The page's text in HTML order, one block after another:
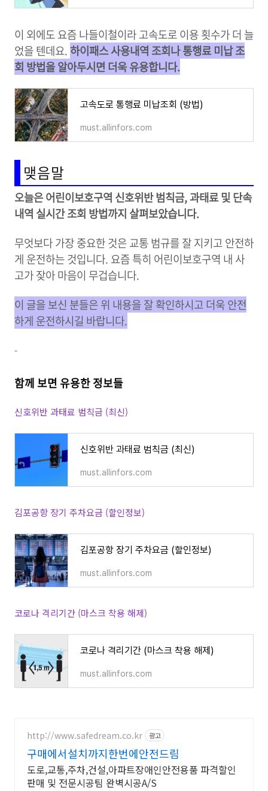
이 외에도 요즘 나들이철이라 고속도로 이용 횟수가 더 늘
었을 텐데요. 하이패스 사용내역 조회나 통행료 미납 조
회 방법을 알아두시면 더욱 유용합니다.
고속도로 통행료 미납조회 (방법)
must.allinfors.com
맺음말
오늘은 어린이보호구역 신호위반 범칙금, 과태료 및 단속
내역 실시간 조회 방법까지 살펴보았습니다.
무엇보다 가장 중요한 것은 교통 범규를 잘 지키고 안전하
게 운전하는 것입니다. 요즘 특히 어린이보호구역 내 사
고가 잦아 마음이 무겁습니다.
이 글을 보신 분들은 위 내용을 잘 확인하시고 더욱 안전
하게 운전하시길 바랍니다.
-
함께 보면 유용한 정보들
신호위반 과태료 범칙금 (최신)
신호위반 과태료 범칙금 (최신)
must.allinfors.com
김포공항 장기 주차요금 (할인정보)
김포공항 장기 주차요금 (할인정보)
must.allinfors.com
코로나 격리기간 (마스크 착용 해제)
코로나 격리기간 (마스크 착용 해제)
must.allinfors.com
http://www.safedream.co.kr 광고
구매에서설치까지한번에안전드림
도로,교통,주차,건설,아파트장애인안전용품 파격할인
판매 및 전문시공팀 완벽시공A/S